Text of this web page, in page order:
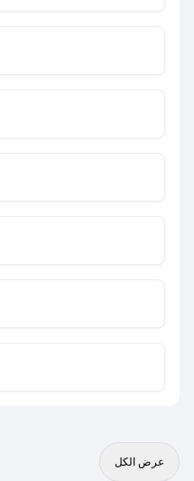
هل يمكنني جمع
عرض الكل